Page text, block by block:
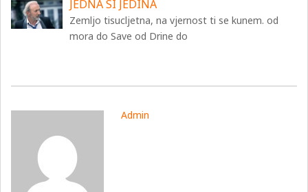
JEDNA SI JEDINA
Zemljo tisucljetna, na vjernost ti se kunem. od
mora do Save od Drine do
Admin